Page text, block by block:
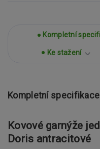
Kompletní
Ke stažení
Kompletní specifikace
Kovové garnýže
Doris antracitové